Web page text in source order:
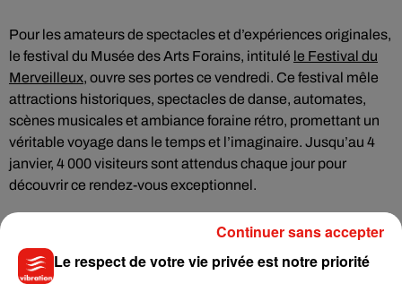
Pour les amateurs de spectacles et d’expériences originales,
le festival du Musée des Arts Forains, intitulé le Festival du
Merveilleux, ouvre ses portes ce vendredi. Ce festival mêle
attractions historiques, spectacles de danse, automates,
scènes musicales et ambiance foraine rétro, promettant un
véritable voyage dans le temps et l’imaginaire. Jusqu’au 4
janvier, 4 000 visiteurs sont attendus chaque jour pour
découvrir ce rendez-vous exceptionnel.
Enfin, pour une activité insolite et féerique, leChâteau de
Fontainebleau
propose un spectacle unique en son genre.
Le Duo Diapason s’associe à l’un des derniers lanternistes
Le respect de votre vie privée est notre priorité
Continuer sans accepter